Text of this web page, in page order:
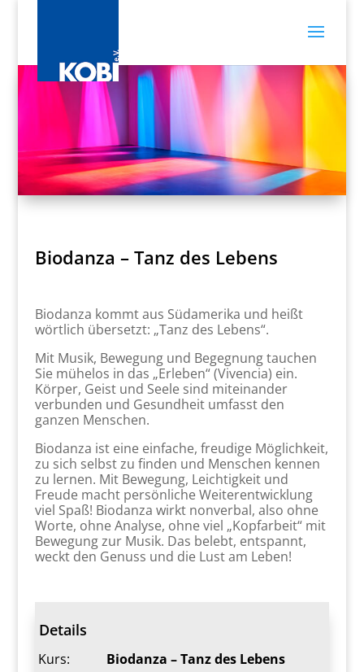
Biodanza – Tanz des Lebens
Biodanza kommt aus Südamerika und heißt
wörtlich übersetzt: „Tanz des Lebens“.
Mit Musik, Bewegung und Begegnung tauchen
Sie mühelos in das „Erleben“ (Vivencia) ein.
Körper, Geist und Seele sind miteinander
verbunden und Gesundheit umfasst den
ganzen Menschen.
Biodanza ist eine einfache, freudige Möglichkeit,
zu sich selbst zu finden und Menschen kennen
zu lernen. Mit Bewegung, Leichtigkeit und
Freude macht persönliche Weiterentwicklung
viel Spaß! Biodanza wirkt nonverbal, also ohne
Worte, ohne Analyse, ohne viel „Kopfarbeit“ mit
Bewegung zur Musik. Das belebt, entspannt,
weckt den Genuss und die Lust am Leben!
Details
Kurs:
Biodanza – Tanz des Lebens